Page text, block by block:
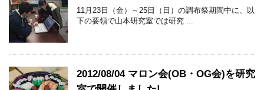
11月23日（金）～25日（日）の調布祭期間中に、以
下の要領で山本研究室では研究 ...
2012/08/04 マロン会(OB・OG会)を研究